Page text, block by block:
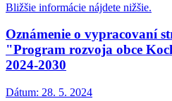
Bližšie informácie nájdete nižšie.
Oznámenie o vypracovaní
"Program rozvoja obce
2024-2030
Dátum: 28. 5. 2024